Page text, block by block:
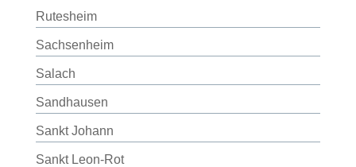
Rutesheim
Sachsenheim
Salach
Sandhausen
Sankt Johann
Sankt Leon-Rot